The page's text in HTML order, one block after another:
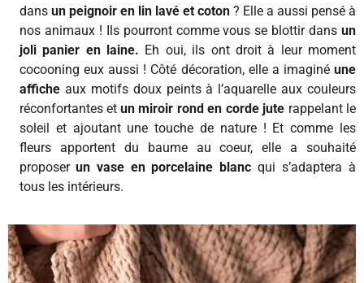
dans un peignoir en lin lavé et coton ? Elle a aussi pensé à
nos animaux ! Ils pourront comme vous se blottir dans un
joli panier en laine. Eh oui, ils ont droit à leur moment
cocooning eux aussi ! Côté décoration, elle a imaginé une
affiche aux motifs doux peints à l’aquarelle aux couleurs
réconfortantes et un miroir rond en corde jute rappelant le
soleil et ajoutant une touche de nature ! Et comme les
fleurs apportent du baume au coeur, elle a souhaité
proposer un vase en porcelaine blanc qui s’adaptera à
tous les intérieurs.